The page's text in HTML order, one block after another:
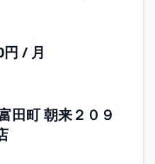
/ 月
田町 朝来２０９